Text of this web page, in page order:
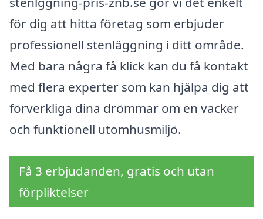
för dig att hitta företag som erbjuder
professionell stenläggning i ditt område.
Med bara några få klick kan du få kontakt
med flera experter som kan hjälpa dig att
förverkliga dina drömmar om en vacker
och funktionell utomhusmiljö.
Få 3 erbjudanden, gratis och utan
förpliktelser